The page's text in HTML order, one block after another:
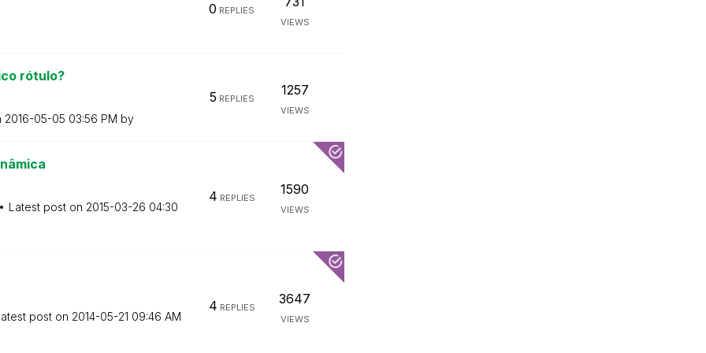
0 REPLIES
VIEWS
rótulo?
‎2016-05-05 03:56 PM by
5 REPLIES
1257
VIEWS
Latest post on ‎2015-03-26 04:30
4 REPLIES
1590
VIEWS
post on ‎2014-05-21 09:46 AM
4 REPLIES
3647
VIEWS